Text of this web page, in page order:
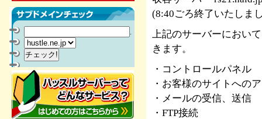
.
(8:40ごろ終了いたしま
上記のサーバーにおい
きます。
・コントロールパネル
・お客様のサイトへの
・メールの受信、送信
・FTP接続